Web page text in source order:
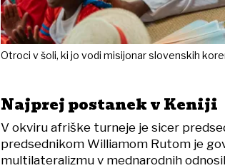
Otroci v šoli, ki jo vodi misijonar slovenskih
Najprej postanek v Keniji
V okviru afriške turneje je sicer
predsednikom Williamom Rutom je
multilateralizmu v mednarodnih